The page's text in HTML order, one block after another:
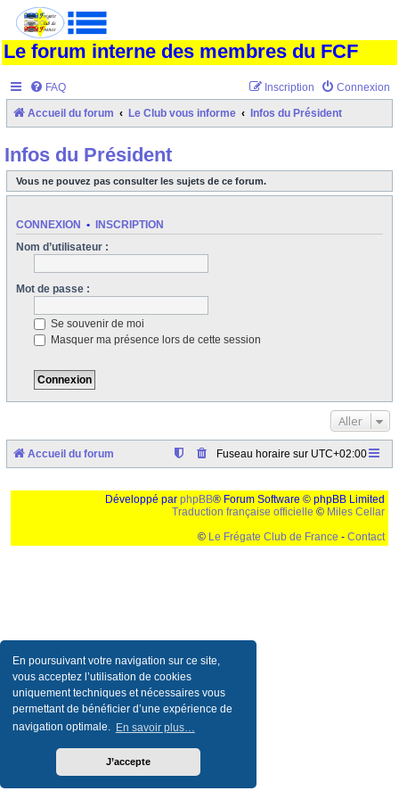
En poursuivant votre navigation sur ce site,
vous acceptez l’utilisation de cookies
uniquement techniques et nécessaires vous
permettant de bénéficier d’une expérience de
navigation optimale. En savoir plus…
J’accepte
Le forum interne des membres du FCF
FAQ Connexion
Inscription
Accueil du forum Le Club vous informe Infos du Président
Infos du Président
Vous ne pouvez pas consulter les sujets de ce forum.
CONNEXION • INSCRIPTION
Nom d’utilisateur :
Mot de passe :
Se souvenir de moi
Masquer ma présence lors de cette session
Aller
Accueil du forum Fuseau horaire sur UTC+02:00
Développé par phpBB® Forum Software © phpBB Limited
Traduction française officielle © Miles Cellar
© Le Frégate Club de France - Contact